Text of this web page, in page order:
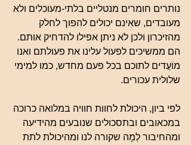
נותרים חומרים מנטליים בלתי-מעוכלים ולא
מעובדים, שאינם יכולים להפוך לחלק
מהזיכרון ולכן לא ניתן אפילו להדחיק אותם.
הם ממשיכים לפעול עלינו את פעולתם ואנו
מוֹעֲדים לתוכם בכל פעם מחדש, כמו למימי
שלולית עכורים.
לפי ביון, היכולת לחוות חוויה במלואה כרוכה
במכאובים ובתסכולים שנובעים מהידיעה
ומהחיבור לְמָה שקורה לנו ומהיכולת לתת